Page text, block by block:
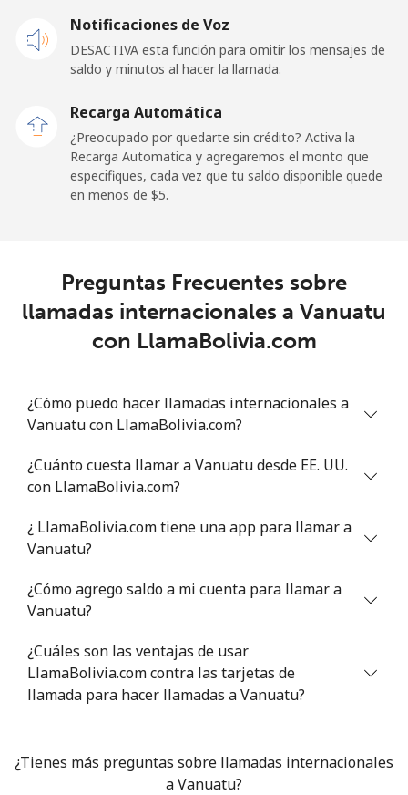
Notificaciones de Voz
DESACTIVA esta función para omitir los mensajes de
saldo y minutos al hacer la llamada.
Recarga Automática
¿Preocupado por quedarte sin crédito? Activa la
Recarga Automatica y agregaremos el monto que
especifiques, cada vez que tu saldo disponible quede
en menos de ⁦$5⁩.
Preguntas Frecuentes sobre
llamadas internacionales a Vanuatu
con LlamaBolivia.com
¿Cómo puedo hacer llamadas internacionales a
Vanuatu con LlamaBolivia.com?
¿Cuánto cuesta llamar a Vanuatu desde EE. UU.
con LlamaBolivia.com?
¿ LlamaBolivia.com tiene una app para llamar a
Vanuatu?
¿Cómo agrego saldo a mi cuenta para llamar a
Vanuatu?
¿Cuáles son las ventajas de usar
LlamaBolivia.com contra las tarjetas de
llamada para hacer llamadas a Vanuatu?
¿Tienes más preguntas sobre llamadas internacionales
a Vanuatu?